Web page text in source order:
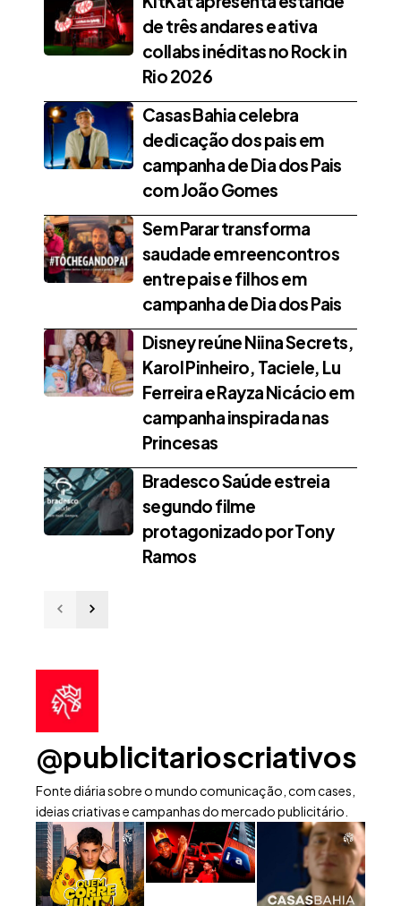
de três andares e ativa
collabs inéditas no Rock in
Rio 2026
Casas Bahia celebra
dedicação dos pais em
campanha de Dia dos Pais
com João Gomes
Sem Parar transforma
saudade em reencontros
entre pais e filhos em
campanha de Dia dos Pais
Disney reúne Niina Secrets,
Karol Pinheiro, Taciele, Lu
Ferreira e Rayza Nicácio em
campanha inspirada nas
Princesas
Bradesco Saúde estreia
segundo filme
protagonizado por Tony
Ramos
@publicitarioscriativos
Fonte diária sobre o mundo comunicação, com cases,
ideias criativas e campanhas do mercado publicitário.